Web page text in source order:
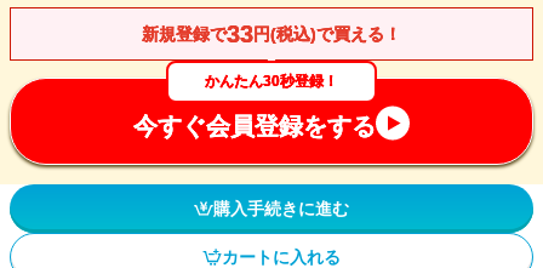
新規登録で33円(税込)で買える！
かんたん30秒登録！
今すぐ会員登録をする
購入手続きに進む
カートに入れる